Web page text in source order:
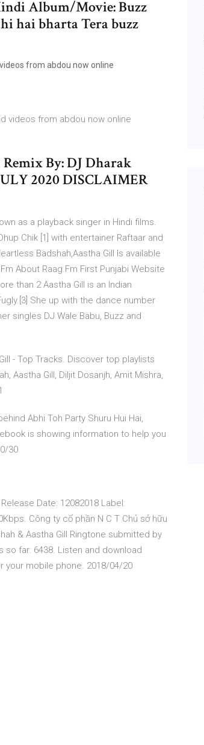
Album/Movie: Buzz
hai bharta Tera buzz
from abdou now online
videos from abdou now online
By: DJ Dharak
2020 DISCLAIMER
as a playback singer in Hindi films.
Chik [1] with entertainer Raftaar and
Badshah,Aastha Gill Is available
About Raag.Fm First Punjabi Website
than 2 Aastha Gill is an Indian
She up with the dance number
singles DJ Wale Babu, Buzz and
- Top Tracks. Discover top playlists
Aastha Gill, Diljit Dosanjh, Amit Mishra,
Abhi Toh Party Shuru Hui Hai,
is showing information to help you
30
Date: 12082018 Label:
Công ty cổ phần N C T Chủ sở hữu
& Aastha Gill Ringtone submitted by
far: 6438. Listen and download
your mobile phone. 2018/04/20